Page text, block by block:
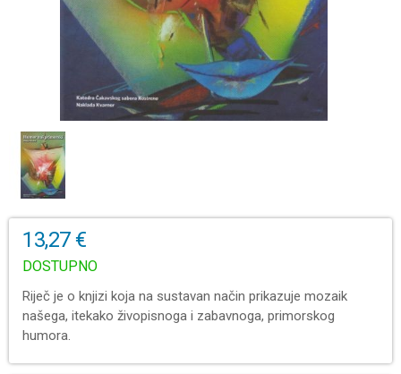
13,27 €
DOSTUPNO
Riječ je o knjizi koja na sustavan način prikazuje mozaik
našega, itekako živopisnoga i zabavnoga, primorskog
humora.